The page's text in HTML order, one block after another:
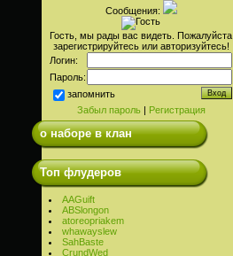
Сообщения:
Гость, мы рады вас видеть. Пожалуйста
зарегистрируйтесь или авторизуйтесь!
Логин:
Пароль:
запомнить
Забыл пароль| Регистрация
о наборе в клан
Топ флудеров
AAGuift
ABSlongon
atoreopriakem
whawayslew
SahBaste
CrundWed